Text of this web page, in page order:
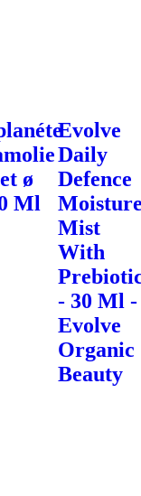
ø
Ml
Evolve
Daily
Defence
Mist
With
- 30 Ml -
Evolve
Organic
Beauty